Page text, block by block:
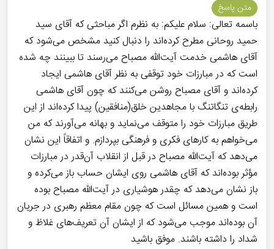
متن پاسخ
باسمه تعالی: سلام علیکم: به نظرم اگر مباحثی که آقای سید
حمید روحانی مطرح کرده‌اند را دنبال کنید مشخص می‌شود که
آقای هاشمی خدمت آیت‌اللّه مصباح می‌رسند تا ببینند چه شده
است که در مبارزات خود توقفی به نظر آقای هاشمی ایجاد
کرده‌اند و آقای مصباح روشن می‌کنند که چون آقای هاشمی
رابطه‌ی تنگاتنگ با مجاهدین خلق(منافقین) پیدا کرده‌اند از این
طریق مبارزات خود را متوقف می‌نماید و بهانه می‌آورند که من
می‌خواهم به کارهای فکری و فرهنگی بپردازم. و اتفاقاً این نشان
می‌دهد که آیت‌اللّه مصباح در قبل از انقلاب آن‌قدر در مبارزات
مؤثر بوده‌اند که آقای هاشمی روی ایشان حساب باز می‌کرده و
باز نشان می‌دهد که چقدر هوشیاری در آیت‌اللّه مصباح بوده
است و همین مسائل است که چون مقام معظم رهبری در جریان
آن بوده‌اند موجب می‌شود که از ایشان آن تعریف‌های غلاظ و
شداد را داشته باشند. موفق باشید